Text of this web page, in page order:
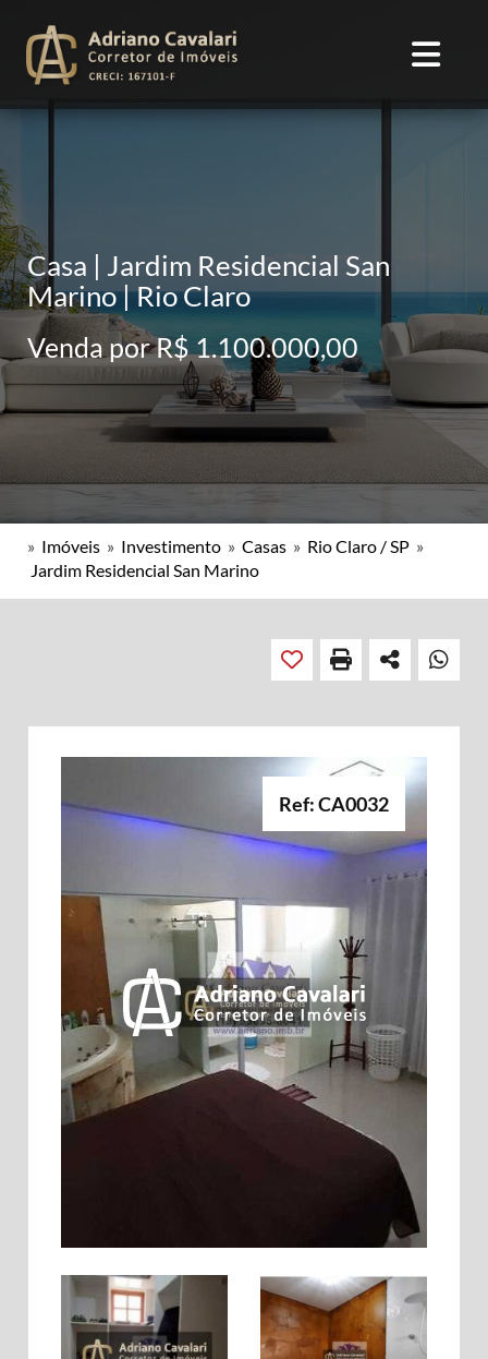
Casa | Jardim Residencial San
Marino | Rio Claro
Venda por R$ 1.100.000,00
» Imóveis » Investimento » Casas » Rio Claro / SP »
Jardim Residencial San Marino
Ref: CA0032